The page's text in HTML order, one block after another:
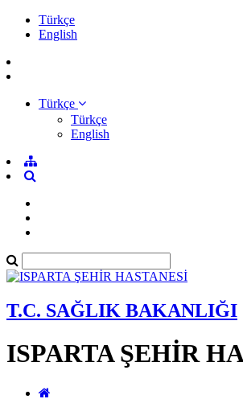
Türkçe
English
Türkçe
Türkçe
English
T.C. SAĞLIK BAKANLIĞI
ISPARTA ŞEHİR